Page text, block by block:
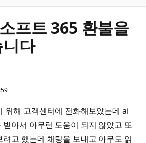
프트 365 환불을
다
위해 고객센터에 전화해보았는데 ai
받아서 아무런 도움이 되지 않았고 또
고 했는데 채팅을 보내고 아무도 읽